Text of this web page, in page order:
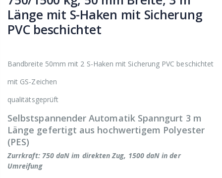
Länge mit S-Haken mit Sicherung
PVC beschichtet
Bandbreite 50mm mit 2 S-Haken mit Sicherung PVC beschichtet
mit GS-Zeichen
qualitätsgeprüft
Selbstspannender Automatik Spanngurt 3 m
Länge gefertigt aus hochwertigem Polyester
(PES)
Zurrkraft: 750 daN im direkten Zug, 1500 daN in der
Umreifung